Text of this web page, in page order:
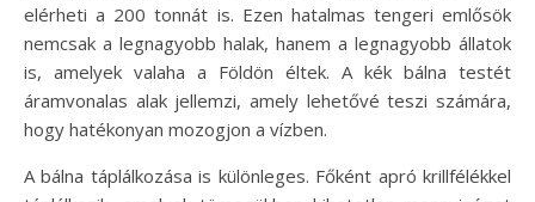
elérheti a 200 tonnát is. Ezen hatalmas tengeri emlősök
nemcsak a legnagyobb halak, hanem a legnagyobb állatok
is, amelyek valaha a Földön éltek. A kék bálna testét
áramvonalas alak jellemzi, amely lehetővé teszi számára,
hogy hatékonyan mozogjon a vízben.
A bálna táplálkozása is különleges. Főként apró krillfélékkel